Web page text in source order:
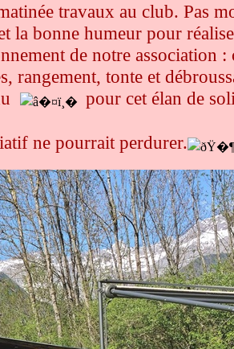
travaux au club. Pas
la bonne humeur pour
de notre association
rangement, tonte et
pour cet élan de
ne pourrait perdurer.